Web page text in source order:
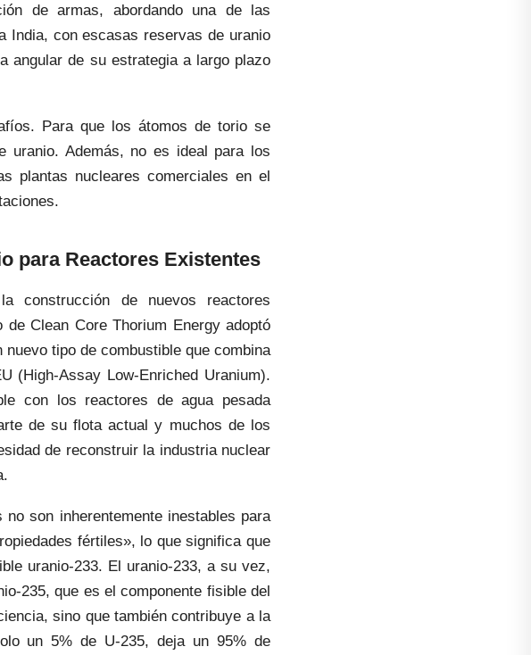
de armas, abordando una de las
India, con escasas reservas de uranio
angular de su estrategia a largo plazo
Para que los átomos de torio se
uranio. Además, no es ideal para los
plantas nucleares comerciales en el
para Reactores Existentes
construcción de nuevos reactores
Clean Core Thorium Energy adoptó
tipo de combustible que combina
(High-Assay Low-Enriched Uranium).
con los reactores de agua pesada
de su flota actual y muchos de los
de reconstruir la industria nuclear
son inherentemente inestables para
fértiles», lo que significa que
uranio-233. El uranio-233, a su vez,
235, que es el componente fisible del
sino que también contribuye a la
un 5% de U-235, deja un 95% de